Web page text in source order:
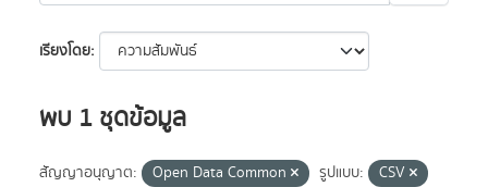
เรียงโดย
พบ 1 ชุดข้อมูล
สัญญาอนุญาต: Open Data Common รูปแบบ:
CSV